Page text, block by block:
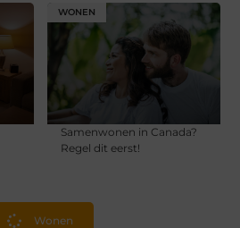
WONEN
Samenwonen in Canada?
Regel dit eerst!
Wonen